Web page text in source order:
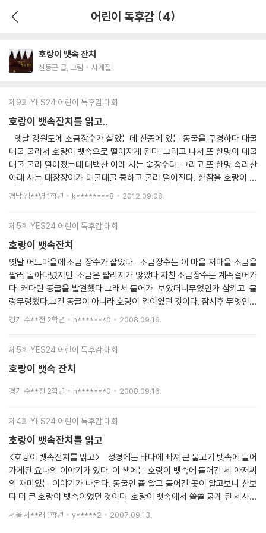
어린이 독후감 (4)
호랑이 뱃속 잔치
신동근 글, 그림 사계절
제9회 YES24 어린이 독후감 대회
호랑이 뱃속잔치를 읽고..
옛날 강원도에 소금장수가 살았는데 산중에 있는 동굴을 구경하다 대굴
대굴 굴러서 호랑이 뱃속으로 떨어지게 된다. 그러고 나서 또 한명이 대굴
대굴 굴러 떨어졌는데 태백산 아래 사는 숯장수다. 그리고 또 한명 속리산
아래 사는 대장장이가 대굴대굴 쿵하고 굴러 떨어진다. 한참을 호랑이 뱃
속에 있던 세사람은 배가 고파져서 대장장이는 낫으로 호랑이 뱃속 고기를
쩍 뛰다 똥을 싸며 죽는데 똥속에서 세사람이 쑹하고 밖으로 나온다. 호랑
이는 죽게 되고 마을사람들과 소금장수, 숯장수, 대장장이가 잔치를 한다
는 내용이다. 이 책은 너무 재미있다. 커다란 호랑이에게 잡혔음에도 굴하
지 않고 세 사람이 힘을 합쳐 호랑이 뱃속에서 탈출할 뿐아니라 호랑이까
지 잡는다. 아무리 어려운 일이 닥쳐도 정신 차리고 헤쳐 나가면 뭐든지 할
수 있을것 같다.
경남 김**명 1학년 k********8 2012.09.08.
제5회 YES24 어린이 독후감 대회
호랑이 뱃속잔치
옛날 어느마을에 소금 장수가 살았다. 소금장수는 이 마을 저마을 소금을
팔러 돌아다녔지만 소금은 팔리지가 않았다.지친 소금장수는 계속걸어가
다 커다란 동굴을 발견했다 그래서 들어가 보았더니무었인가 삼키고 물
렁무렁했다.그건 동굴이 아니라 호랑이 입이였던 것이다. 잠시후 무엇인가
대굴대굴 굴러들어와 쿵! 하고 떨어졌다. 그것은 사람 이였다. "아이고 여
"내는 태백산 아래사는 숯장수 입니더."그때 또 바닥이 출렁출렁 그러더
니 또 무었인가 데굴데굴 굴러와 쿵! 하고 떨어졌다."아이고 여기가 어디래
니더." 내는 태백산 아래 사는 숯장수 입니더 댁은 누구래요?" "내는 소백
그때 소금 장수 에 배에서 배꼽 시계가울렸다.그래서 세 명에 장수 들은 호
기가 맛있을까? 나는 고기가 맛이 없을 것 갔다.
경기 수**전 2학년 h*******0 2008.09.16.
제5회 YES24 어린이 독후감 대회
호랑이 뱃속 잔치
경기 수**전 2학년 h*******0 2008.09.16.
제4회 YES24 어린이 독후감 대회
호랑이 뱃속잔치를 읽고
<호랑이 뱃속잔치를 읽고> 성경에는 바다에 빠져 큰 물고기 뱃속에 들어
가게된 요나의 이야기가 있다. 이 책에는 호랑이 뱃속에 들어간 세 아저씨
의 재미있는 이야기가 나온다. 동굴인 줄 알고 들어간 곳이 알고보니 산보
다 더 큰 호랑이 뱃속이었던 것이다. 호랑이 뱃속에서 쫄쫄 굶게 된 세사람
은 호랑이 뱃살을 도려내어 구워먹는다. 대장장이 아저씨가 살을 도려내
고, 소금장수 아저씨가 소금을 뿌리고 숯장수 아저씨가 숯불을 피워 맛있
서울 서**래 1학년 y*****2 2007.09.13.